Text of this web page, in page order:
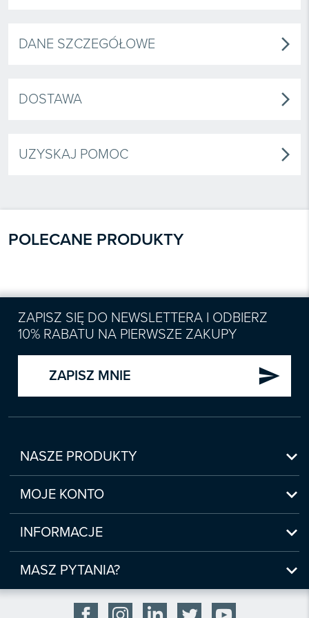
DANE SZCZEGÓŁOWE arrow_forward_ios
DOSTAWA arrow_forward_ios
UZYSKAJ POMOC arrow_forward_ios
POLECANE PRODUKTY
ZAPISZ SIĘ DO NEWSLETTERA I ODBIERZ
10% RABATU NA PIERWSZE ZAKUPY
ZAPISZ MNIE send
NASZE PRODUKTY 
Nowości
Zapowiedzi
Bestsellery
Czasopisma
Webinaria/Szkolenia
Prawo Pracy i ZUS
Podatki
INFORLEX
MOJE KONTO 
Moje konto
Moje produkty
Historia zakupów
Moje zgody
INFORMACJE 
Regulamin sklepu internetowego
(www.sklep.infor.pl)
Płatność
Bezpieczeństwo
MASZ PYTANIA? 
 bok@infor.pl
801 626 666